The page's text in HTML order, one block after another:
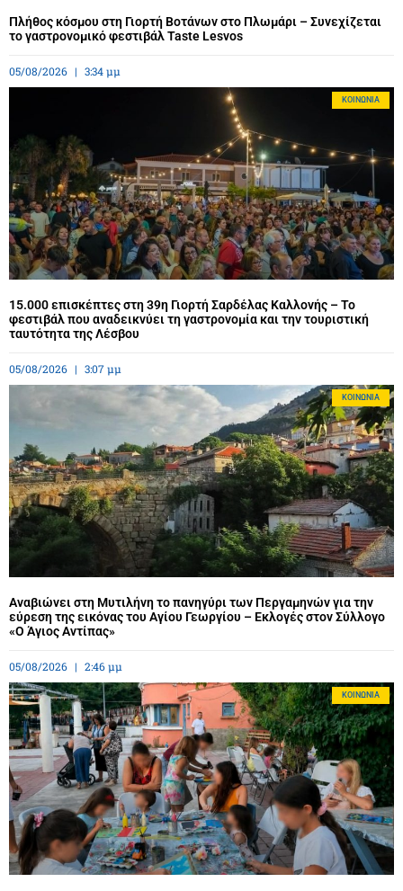
Πλήθος κόσμου στη Γιορτή Βοτάνων στο Πλωμάρι – Συνεχίζεται
το γαστρονομικό φεστιβάλ Taste Lesvos
05/08/2026 3:34 μμ
ΚΟΙΝΩΝΊΑ
15.000 επισκέπτες στη 39η Γιορτή Σαρδέλας Καλλονής – Το
φεστιβάλ που αναδεικνύει τη γαστρονομία και την τουριστική
ταυτότητα της Λέσβου
05/08/2026 3:07 μμ
ΚΟΙΝΩΝΊΑ
Αναβιώνει στη Μυτιλήνη το πανηγύρι των Περγαμηνών για την
εύρεση της εικόνας του Αγίου Γεωργίου – Εκλογές στον Σύλλογο
«Ο Άγιος Αντίπας»
05/08/2026 2:46 μμ
ΚΟΙΝΩΝΊΑ